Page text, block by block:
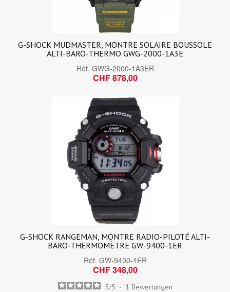
G-SHOCK MUDMASTER, MONTRE SOLAIRE BOUSSOLE
ALTI-BARO-THERMO GWG-2000-1A3E
Réf. GWG-2000-1A3ER
CHF 878,00
G-SHOCK RANGEMAN, MONTRE RADIO-PILOTÉ ALTI-
BARO-THERMOMÈTRE GW-9400-1ER
Réf. GW-9400-1ER
CHF 348,00
5/5 - 1 Bewertungen